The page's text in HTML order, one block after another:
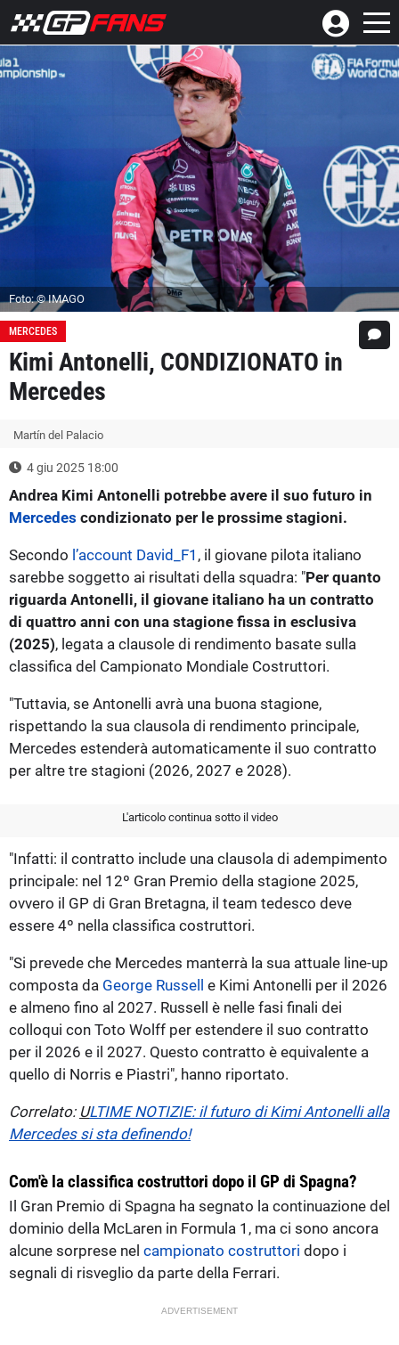
Foto: © IMAGO
MERCEDES
Kimi Antonelli, CONDIZIONATO in
Mercedes
Martín del Palacio
4 giu 2025 18:00
Andrea Kimi Antonelli potrebbe avere il suo futuro in
Mercedes condizionato per le prossime stagioni.
Secondo l’account David_F1 , il giovane pilota italiano
sarebbe soggetto ai risultati della squadra: "Per quanto
riguarda Antonelli, il giovane italiano ha un contratto
di quattro anni con una stagione fissa in esclusiva
(2025), legata a clausole di rendimento basate sulla
classifica del Campionato Mondiale Costruttori.
"Tuttavia, se Antonelli avrà una buona stagione,
rispettando la sua clausola di rendimento principale,
Mercedes estenderà automaticamente il suo contratto
per altre tre stagioni (2026, 2027 e 2028).
L'articolo continua sotto il video
"Infatti: il contratto include una clausola di adempimento
principale: nel 12º Gran Premio della stagione 2025,
ovvero il GP di Gran Bretagna, il team tedesco deve
essere 4º nella classifica costruttori.
"Si prevede che Mercedes manterrà la sua attuale line-up
composta da George Russell e Kimi Antonelli per il 2026
e almeno fino al 2027. Russell è nelle fasi finali dei
colloqui con Toto Wolff per estendere il suo contratto
per il 2026 e il 2027. Questo contratto è equivalente a
quello di Norris e Piastri", hanno riportato.
Correlato: ULTIME NOTIZIE: il futuro di Kimi Antonelli alla
Mercedes si sta definendo!
Com'è la classifica costruttori dopo il GP di Spagna?
Il Gran Premio di Spagna ha segnato la continuazione del
dominio della McLaren in Formula 1, ma ci sono ancora
alcune sorprese nel campionato costruttori dopo i
segnali di risveglio da parte della Ferrari.
ADVERTISEMENT